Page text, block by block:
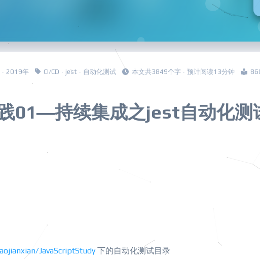
· 2019年 CI/CD · jest · 自动化测试 本文共3849个字 · 预计阅读13分钟
01—持续集成之jest自动化测
JavaScriptStudy 下的自动化测试目录